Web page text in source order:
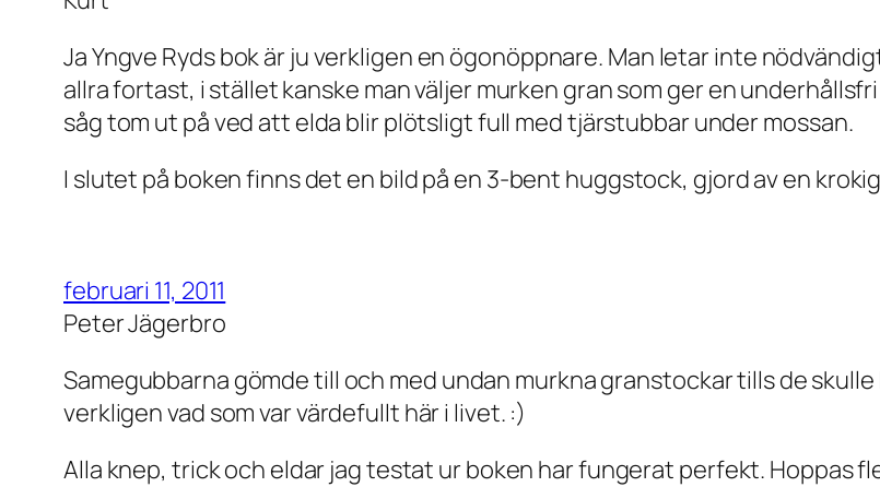
Ja Yngve Ryds bok är ju verkligen en ögonöppnare. Man letar inte
allra fortast, i stället kanske man väljer murken gran som ger en
såg tom ut på ved att elda blir plötsligt full med tjärstubbar under mossan.
I slutet på boken finns det en bild på en 3-bent huggstock, gjord av en
februari 11, 2011
Peter Jägerbro
Samegubbarna gömde till och med undan murkna granstockar tills de
verkligen vad som var värdefullt här i livet. :)
Alla knep, trick och eldar jag testat ur boken har fungerat perfekt. Hoppas